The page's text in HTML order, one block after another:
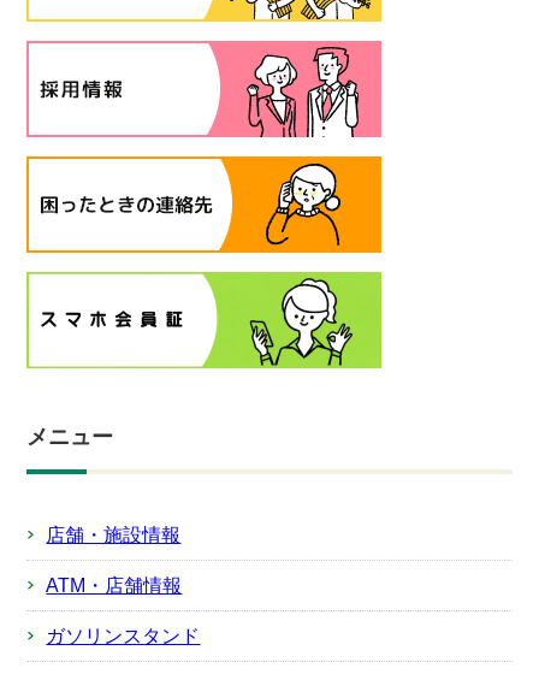
メニュー
店舗・施設情報
ATM・店舗情報
ガソリンスタンド